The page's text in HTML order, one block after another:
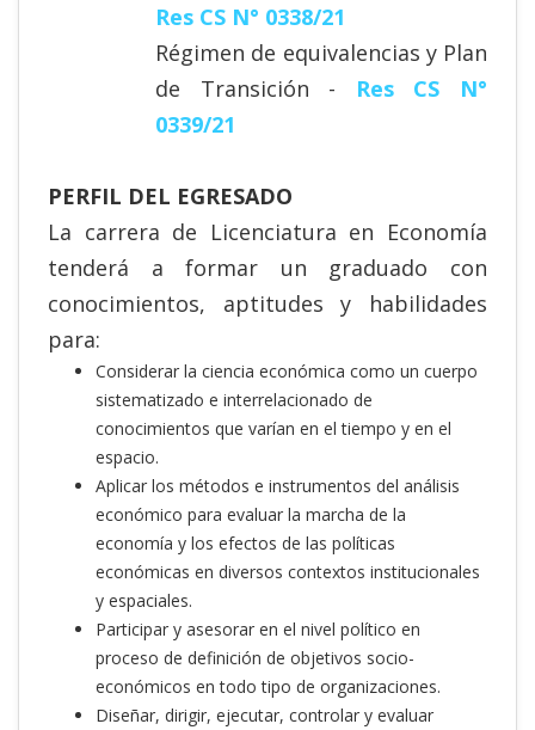
Res CS N° 0338/21
Régimen de equivalencias y Plan
de Transición -
Res CS N°
0339/21
PERFIL DEL EGRESADO
La carrera de Licenciatura en Economía
tenderá a formar un graduado con
conocimientos, aptitudes y habilidades
para:
Considerar la ciencia económica como un cuerpo
sistematizado e interrelacionado de
conocimientos que varían en el tiempo y en el
espacio.
Aplicar los métodos e instrumentos del análisis
económico para evaluar la marcha de la
economía y los efectos de las políticas
económicas en diversos contextos institucionales
y espaciales.
Participar y asesorar en el nivel político en
proceso de definición de objetivos socio-
económicos en todo tipo de organizaciones.
Diseñar, dirigir, ejecutar, controlar y evaluar